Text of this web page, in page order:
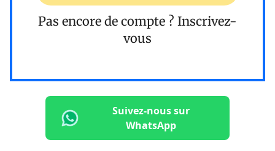
Pas encore de compte ? Inscrivez-
vous
Suivez-nous sur
WhatsApp